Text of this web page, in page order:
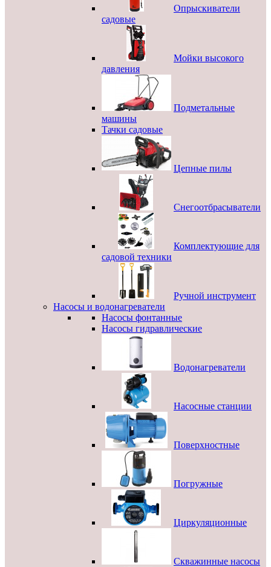
Опрыскиватели
садовые
Мойки высокого
давления
Подметальные
машины
Тачки садовые
Цепные пилы
Снегоотбрасыватели
Комплектующие для
садовой техники
Ручной инструмент
Насосы и водонагреватели
Насосы фонтанные
Насосы гидравлические
Водонагреватели
Насосные станции
Поверхностные
Погружные
Циркуляционные
Скважинные насосы